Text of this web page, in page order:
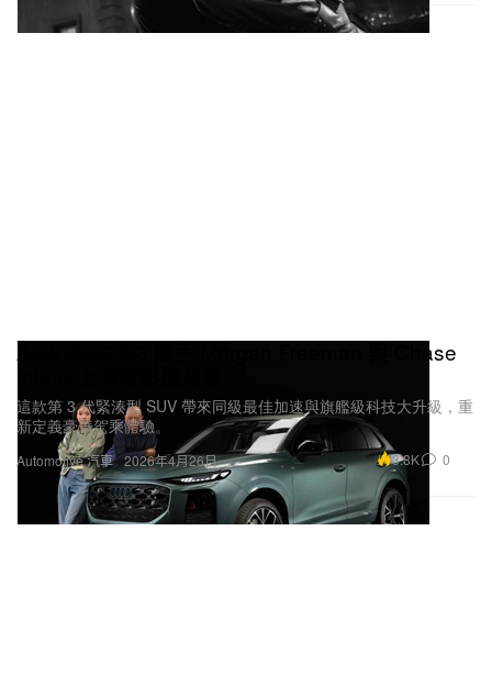
Automotive 汽車
Audi 2026 Q3 攜手 Morgan Freeman 與 Chase
這款第 3 代緊湊型 SUV 帶來同級最佳加速與旗艦級科技大升級，重
新定義豪華駕乘體驗。
2026年4月26日 3.8K 0